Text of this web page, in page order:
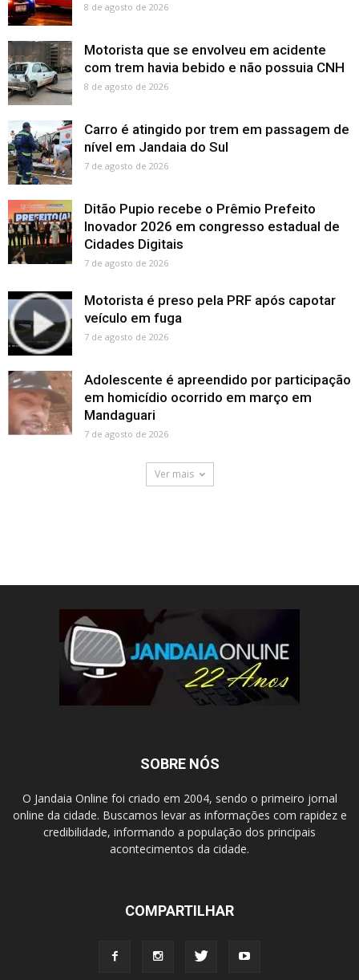
8 de agosto de 2026
Motorista que se envolveu em acidente
com trem havia bebido e não possuia CNH
8 de agosto de 2026
Carro é atingido por trem em passagem de
nível em Jandaia do Sul
7 de agosto de 2026
Ditão Pupio recebe o Prêmio Prefeito
Inovador 2026 em congresso estadual de
Cidades Digitais
7 de agosto de 2026
Motorista é preso pela PRF após capotar
veículo em fuga
7 de agosto de 2026
Adolescente é apreendido por participação
em homicídio ocorrido em março em
Mandaguari
7 de agosto de 2026
Ver mais
SOBRE NÓS
O Jandaia Online foi criado em 2004, sendo o primeiro jornal
online da cidade. Buscamos levar as informações com rapidez e
credibilidade, informando a população dos principais
acontecimentos da cidade.
COMPARTILHAR